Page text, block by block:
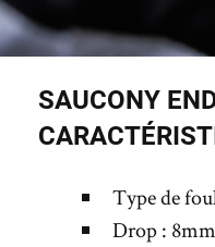
SAUCONY
Type de
Drop : 8mm